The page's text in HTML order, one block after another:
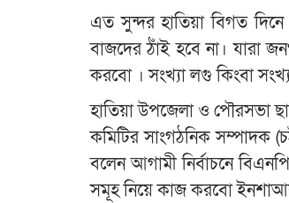
এত সুন্দর হাতিয়া বিগত দিনে
বাজদের ঠাঁই হবে না। যারা
করবো । সংখ্যা লগু কিংবা
হাতিয়া উপজেলা ও পৌরসভা
কমিটির সাংগঠনিক সম্পাদক
বলেন আগামী নির্বাচনে
সমূহ নিয়ে কাজ করবো